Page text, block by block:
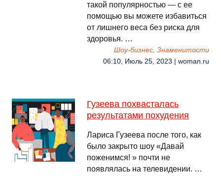
такой популярностью — с ее
помощью вы можете избавиться
от лишнего веса без риска для
здоровья. …
Шоу-бизнес, Знаменитости
06:10, Июль 25, 2023 | woman.ru
Гузеева похвасталась
результатами похудения
Лариса Гузеева после того, как
было закрыто шоу «Давай
поженимся! » почти не
появлялась на телевидении. …